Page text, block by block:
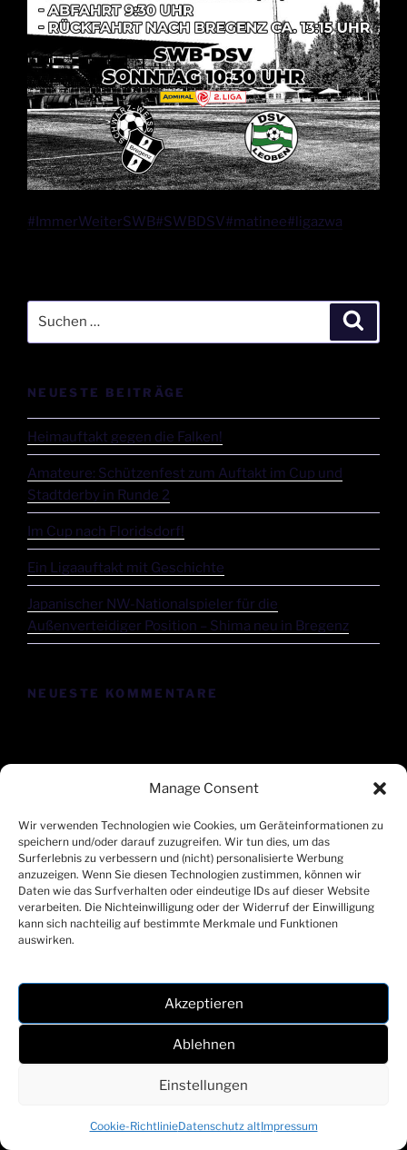
Manage Consent
Wir verwenden Technologien wie Cookies, um Geräteinformationen zu
speichern und/oder darauf zuzugreifen. Wir tun dies, um das
Surferlebnis zu verbessern und (nicht) personalisierte Werbung
anzuzeigen. Wenn Sie diesen Technologien zustimmen, können wir
Daten wie das Surfverhalten oder eindeutige IDs auf dieser Website
verarbeiten. Die Nichteinwilligung oder der Widerruf der Einwilligung
kann sich nachteilig auf bestimmte Merkmale und Funktionen
auswirken.
Akzeptieren
Ablehnen
Einstellungen
Cookie-RichtlinieDatenschutz altImpressum
#ImmerWeiterSWB#SWBDSV#matinee#ligazwa
NEUESTE BEITRÄGE
Heimauftakt gegen die Falken!
Amateure: Schützenfest zum Auftakt im Cup und
Stadtderby in Runde 2
Im Cup nach Floridsdorf!
Ein Ligaauftakt mit Geschichte
Japanischer NW-Nationalspieler für die
Außenverteidiger Position – Shima neu in Bregenz
NEUESTE KOMMENTARE
ARCHIVE
Juli 2026
Juni 2026
Mai 2026
Jänner 2026